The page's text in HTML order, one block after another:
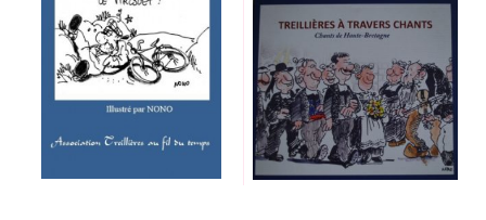
Histoire(s)
Patrimoin
Mémorial